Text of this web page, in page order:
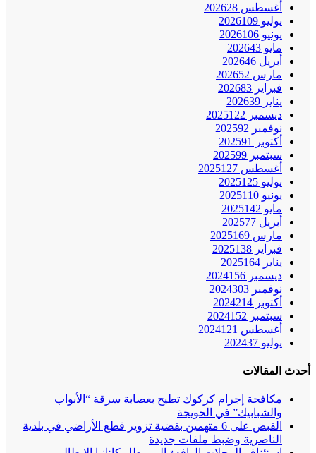
أغسطس 2026 28
يوليو 2026 109
يونيو 2026 106
مايو 2026 43
أبريل 2026 46
مارس 2026 52
فبراير 2026 83
يناير 2026 39
ديسمبر 2025 122
نوفمبر 2025 92
أكتوبر 2025
91
سبتمبر 2025 99
أغسطس 2025 127
يوليو 2025 125
يونيو 2025 110
مايو 2025 142
أبريل 2025 77
مارس 2025 169
فبراير 2025 138
يناير 2025 164
ديسمبر 2024 156
نوفمبر 2024 303
أكتوبر 2024 214
سبتمبر 2024 152
أغسطس 2024 121
يوليو 2024 37
أحدث المقالات
مكافحة إجرام كركوك تطيح بعصابة سرقة “الأبواب
والشبابيك” في الحويجة
القبض على 6 متهمين بقضية تزوير قطع الأراضي في بلدية
الناصرية وضبط ملفات جديدة